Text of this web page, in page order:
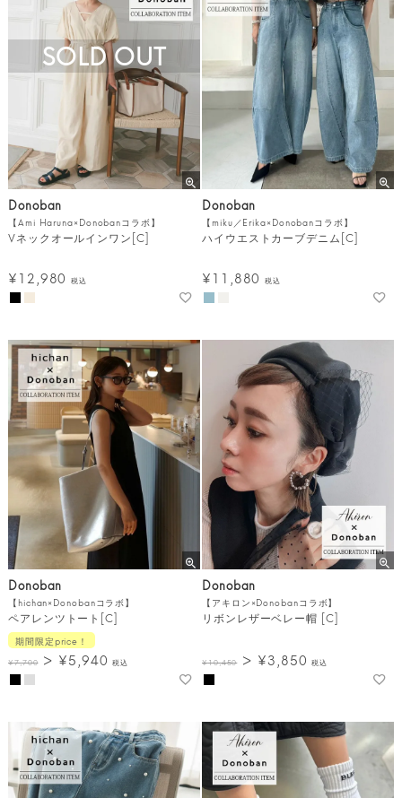
Donoban
【Ami Haruna×Donobanコラボ】
Vネックオールインワン[C]
¥12,980 税込
SOLD OUT
Donoban
【miku／Erika×Donobanコラボ】
ハイウエストカーブデニム[C]
¥11,880 税込
Donoban
【hichan×Donobanコラボ】
ペアレンツトート[C]
期間限定price！
¥7,700 ¥5,940 税込
Donoban
【アキロン×Donobanコラボ】
リボンレザーベレー帽 [C]
¥10,450 ¥3,850 税込